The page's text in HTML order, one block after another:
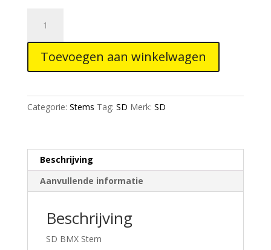
Stem
Frontload
Steerer
Black
Toevoegen aan winkelwagen
Categorie: Stems Tag: SD Merk: SD
Beschrijving
Aanvullende informatie
Beschrijving
SD BMX Stem